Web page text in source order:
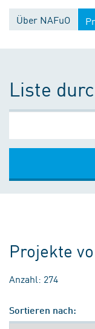
Über NAFuO
Liste
Projekte
Anzahl: 274
Sortieren nach: